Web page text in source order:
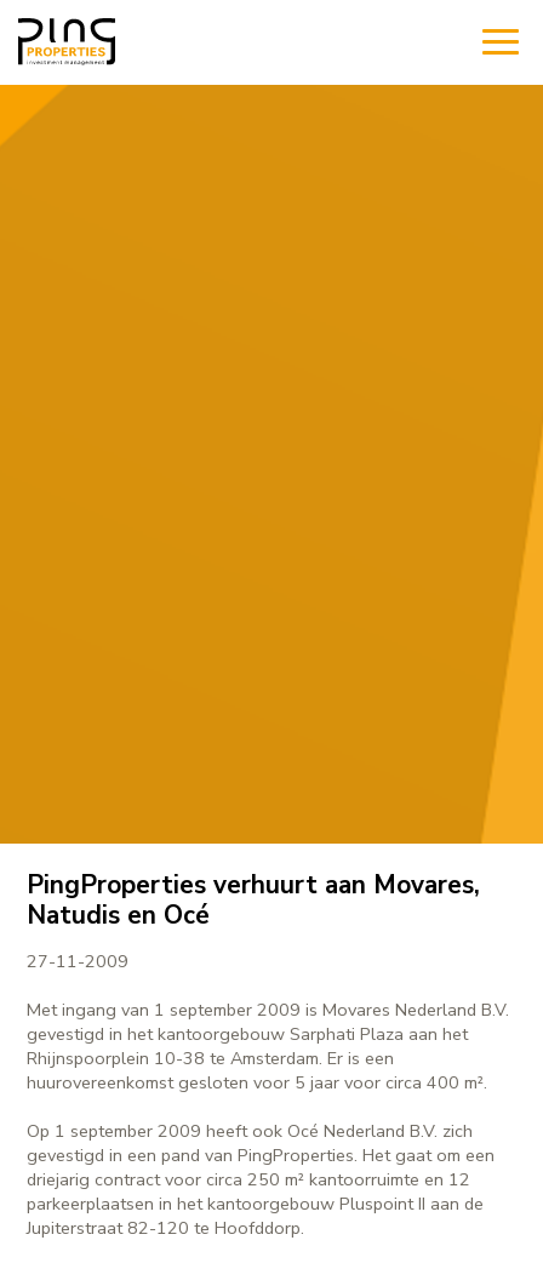
PingProperties verhuurt aan Movares,
Natudis en Océ
27-11-2009
Met ingang van 1 september 2009 is Movares Nederland B.V.
gevestigd in het kantoorgebouw Sarphati Plaza aan het
Rhijnspoorplein 10-38 te Amsterdam. Er is een
huurovereenkomst gesloten voor 5 jaar voor circa 400 m².
Op 1 september 2009 heeft ook Océ Nederland B.V. zich
gevestigd in een pand van PingProperties. Het gaat om een
driejarig contract voor circa 250 m² kantoorruimte en 12
parkeerplaatsen in het kantoorgebouw Pluspoint II aan de
Jupiterstraat 82-120 te Hoofddorp.